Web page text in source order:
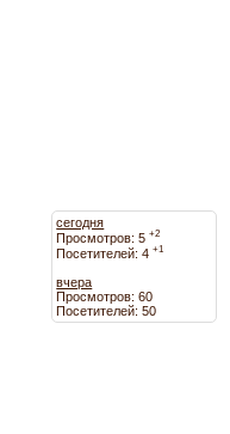
сегодня
Просмотров: 5+2
Посетителей: 4+1
вчера
Просмотров: 60
Посетителей: 50